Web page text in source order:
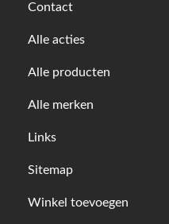
Contact
Alle acties
Alle producten
Alle merken
Links
Sitemap
Winkel toevoegen